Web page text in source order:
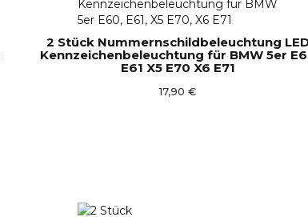
2 Stück Nummernschildbeleuchtung
Kennzeichenbeleuchtung für BMW 5er
E61 X5 E70 X6 E71
17,90 €